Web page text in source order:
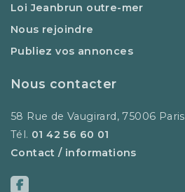
Loi Jeanbrun outre-mer
Nous rejoindre
Publiez vos annonces
Nous contacter
58 Rue de Vaugirard, 75006 Paris
Tél. 01 42 56 60 01
Contact / informations